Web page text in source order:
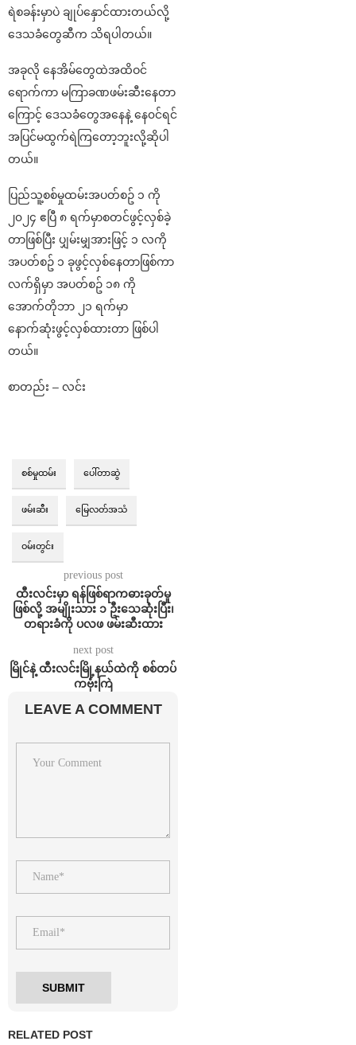
ရဲစခန်းမှာပဲ ချုပ်နှောင်ထားတယ်လို့
ဒေသခံတွေဆီက သိရပါတယ်။
အခုလို နေအိမ်တွေထဲအထိဝင်
ရောက်ကာ မကြာခဏဖမ်းဆီးနေတာ
ကြောင့် ဒေသခံတွေအနေနဲ့ နေ၀င်ရင်
အပြင်မထွက်ရဲကြတော့ဘူးလို့ဆိုပါ
တယ်။
ပြည်သူ့စစ်မှုထမ်းအပတ်စဥ် ၁ ကို
၂၀၂၄ ဧပြီ ၈ ရက်မှာစတင်ဖွင့်လှစ်ခဲ့
တာဖြစ်ပြီး ပျှမ်းမျှအားဖြင့် ၁ လကို
အပတ်စဥ် ၁ ခုဖွင့်လှစ်နေတာဖြစ်ကာ
လက်ရှိမှာ အပတ်စဥ် ၁၈ ကို
အောက်တိုဘာ ၂၁ ရက်မှာ
နောက်ဆုံးဖွင့်လှစ်ထားတာ ဖြစ်ပါ
တယ်။
စာတည်း – လင်း
စစ်မှုထမ်း ပေါ်တာဆွဲ
ဖမ်းဆီး မြေလတ်အသံ
ဝမ်းတွင်း
previous post
ထီးလင်းမှာ ရန်ဖြစ်ရာကဓားခုတ်မှု
ဖြစ်လို့ အမျိုးသား ၁ ဦးသေဆုံးပြီး၊
တရားခံကို ပလဖ ဖမ်းဆီးထား
next post
မြိုင်နဲ့ ထီးလင်းမြို့နယ်ထဲကို စစ်တပ်
ကဗုံးကြဲ
LEAVE A COMMENT
RELATED POST